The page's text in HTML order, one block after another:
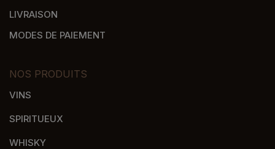
LIVRAISON
MODES DE PAIEMENT
NOS PRODUITS
VINS
SPIRITUEUX
WHISKY